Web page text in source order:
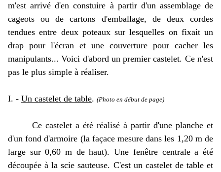
m'est arrivé d'en constuire à partir d'un assemblage de
cageots ou de cartons d'emballage, de deux cordes
tendues entre deux poteaux sur lesquelles on fixait un
drap pour l'écran et une couverture pour cacher les
manipulants... Voici d'abord un premier castelet. Ce n'est
pas le plus simple à réaliser.
I. - Un castelet de table. (Photo en début de page)
Ce castelet a été réalisé à partir d'une planche et
d'un fond d'armoire (la façace mesure dans les 1,20 m de
large sur 0,60 m de haut). Une fenêtre centrale a été
découpée à la scie sauteuse. C'est un castelet de table et